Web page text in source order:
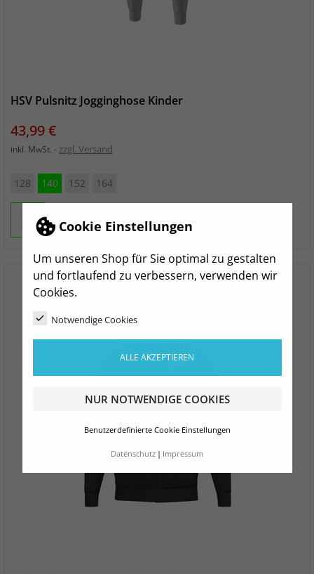
Cookie Einstellungen
Um unseren Shop für Sie optimal zu gestalten
und fortlaufend zu verbessern, verwenden wir
Cookies.
Notwendige Cookies
ALLE AKZEPTIEREN
NUR NOTWENDIGE COOKIES
Benutzerdefinierte Cookie Einstellungen
Datenschutz Impressum
HSV Pulsnitz Jogginghose Kinder
Preis
43,99 €
inkl. MwSt. zzgl. Versand
128 140 152 164